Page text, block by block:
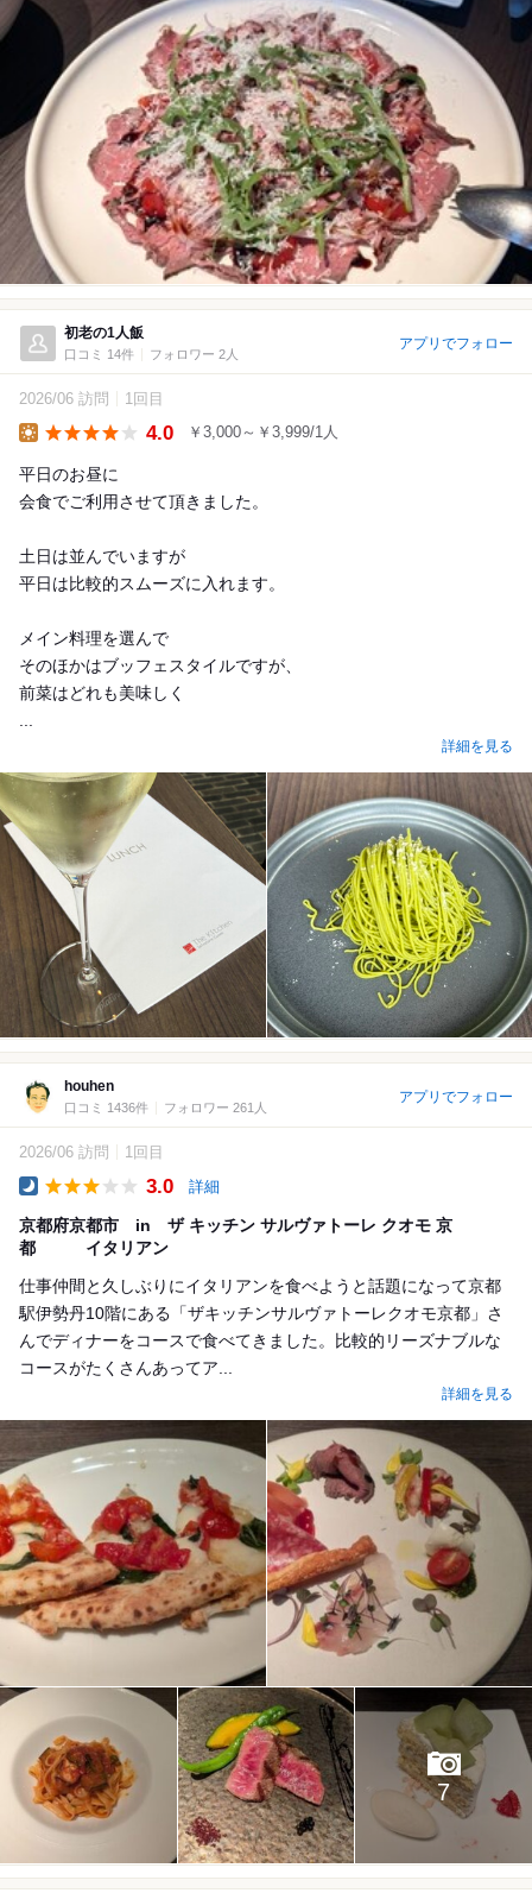
初老の1人飯
口コミ 14件 フォロワー 2人
アプリでフォロー
2026/06 訪問 1回目
4.0 ￥3,000～￥3,999/1人
平日のお昼に
会食でご利用させて頂きました。
土日は並んでいますが
平日は比較的スムーズに入れます。
メイン料理を選んで
そのほかはブッフェスタイルですが、
前菜はどれも美味しく
詳細を見る
houhen
口コミ 1436件 フォロワー 261人
アプリでフォロー
2026/06 訪問 1回目
3.0 詳細
京都府京都市 in ザ キッチン サルヴァトーレ クオモ 京
都 イタリアン
仕事仲間と久しぶりにイタリアンを食べようと話題になって京都
駅伊勢丹10階にある「ザキッチンサルヴァトーレクオモ京都」さ
んでディナーをコースで食べてきました。比較的リーズナブルな
コースがたくさんあってア...
詳細を見る
7